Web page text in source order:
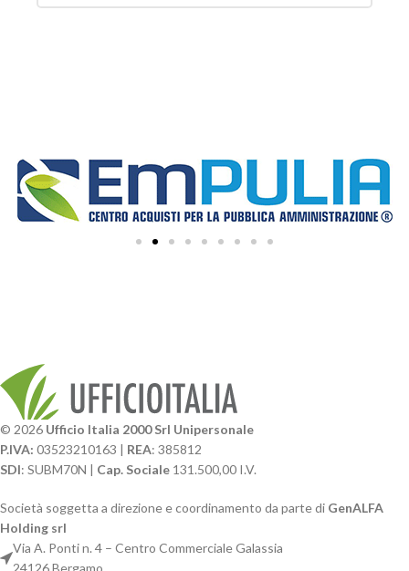
© 2026 Ufficio Italia 2000 Srl Unipersonale
P.IVA: 03523210163 | REA: 385812
SDI: SUBM70N | Cap. Sociale 131.500,00 I.V.
Società soggetta a direzione e coordinamento da parte di GenALFA
Holding srl
Via A. Ponti n. 4 – Centro Commerciale Galassia
24126 Bergamo